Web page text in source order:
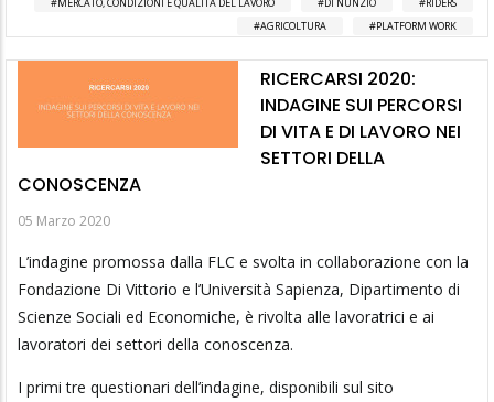
AGRICOLTURA
PLATFORM WORK
RICERCARSI 2020:
INDAGINE SUI PERCORSI
DI VITA E DI LAVORO NEI
SETTORI DELLA
CONOSCENZA
05 Marzo 2020
L’indagine promossa dalla FLC e svolta in collaborazione con la
Fondazione Di Vittorio e l’Università Sapienza, Dipartimento di
Scienze Sociali ed Economiche, è rivolta alle lavoratrici e ai
lavoratori dei settori della conoscenza.
I primi tre questionari dell’indagine, disponibili sul sito